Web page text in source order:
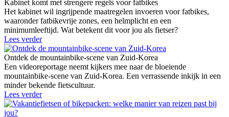
Kabinet komt met strengere regels voor fatbikes
Het kabinet wil ingrijpende maatregelen invoeren voor fatbikes,
waaronder fatbikevrije zones, een helmplicht en een
minimumleeftijd. Wat betekent dit voor jou als fietser?
Lees verder
Ontdek de mountainbike-scene van Zuid-Korea
Een videoreportage neemt kijkers mee naar de bloeiende
mountainbike-scene van Zuid-Korea. Een verrassende inkijk in een
minder bekende fietscultuur.
Lees verder